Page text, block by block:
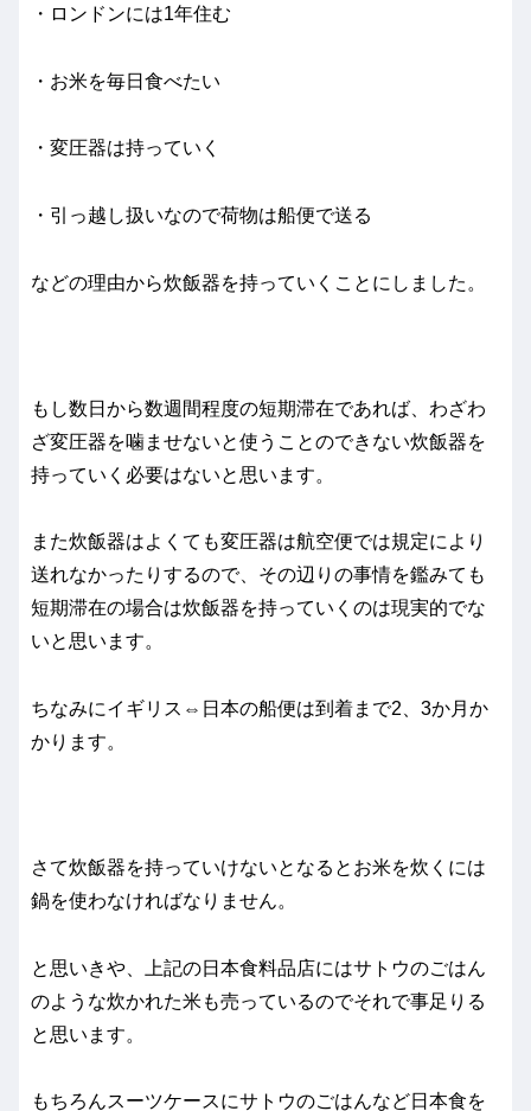
・ロンドンには1年住む
・お米を毎日食べたい
・変圧器は持っていく
・引っ越し扱いなので荷物は船便で送る
などの理由から炊飯器を持っていくことにしました。
もし数日から数週間程度の短期滞在であれば、わざわ
ざ変圧器を噛ませないと使うことのできない炊飯器を
持っていく必要はないと思います。
また炊飯器はよくても変圧器は航空便では規定により
送れなかったりするので、その辺りの事情を鑑みても
短期滞在の場合は炊飯器を持っていくのは現実的でな
いと思います。
ちなみにイギリス⇔日本の船便は到着まで2、3か月か
かります。
さて炊飯器を持っていけないとなるとお米を炊くには
鍋を使わなければなりません。
と思いきや、上記の日本食料品店にはサトウのごはん
のような炊かれた米も売っているのでそれで事足りる
と思います。
もちろんスーツケースにサトウのごはんなど日本食を